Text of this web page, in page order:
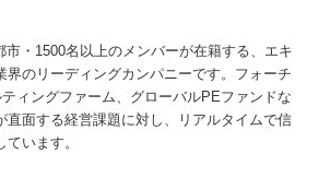
・1500名以上のメンバーが在籍する、エキ
界のリーディングカンパニーです。フォーチ
ィングファーム、グローバルPEファンドな
直面する経営課題に対し、リアルタイムで信
います。